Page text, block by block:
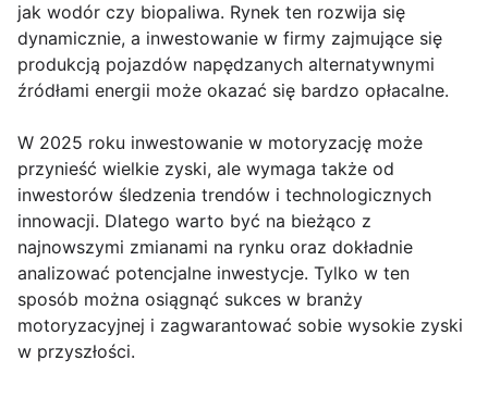
jak wodór czy biopaliwa. Rynek ten rozwija się
dynamicznie, a inwestowanie w firmy zajmujące się
produkcją pojazdów napędzanych alternatywnymi
źródłami energii może okazać się bardzo opłacalne.
W 2025 roku inwestowanie w motoryzację może
przynieść wielkie zyski, ale wymaga także od
inwestorów śledzenia trendów i technologicznych
innowacji. Dlatego warto być na bieżąco z
najnowszymi zmianami na rynku oraz dokładnie
analizować potencjalne inwestycje. Tylko w ten
sposób można osiągnąć sukces w branży
motoryzacyjnej i zagwarantować sobie wysokie zyski
w przyszłości.